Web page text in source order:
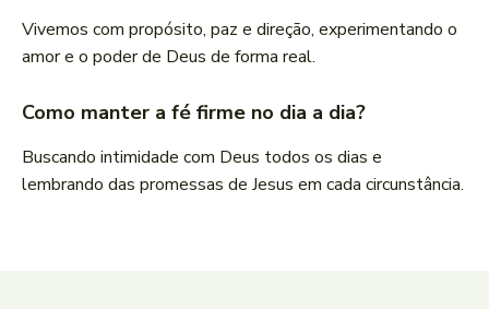
Vivemos com propósito, paz e direção, experimentando o
amor e o poder de Deus de forma real.
Como manter a fé firme no dia a dia?
Buscando intimidade com Deus todos os dias e
lembrando das promessas de Jesus em cada circunstância.